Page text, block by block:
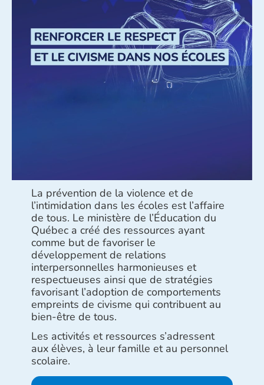
La prévention de la violence et de
l’intimidation dans les écoles est l’affaire
de tous. Le ministère de l’Éducation du
Québec a créé des ressources ayant
comme but de favoriser le
développement de relations
interpersonnelles harmonieuses et
respectueuses ainsi que de stratégies
favorisant l’adoption de comportements
empreints de civisme qui contribuent au
bien-être de tous.
Les activités et ressources s’adressent
aux élèves, à leur famille et au personnel
scolaire.